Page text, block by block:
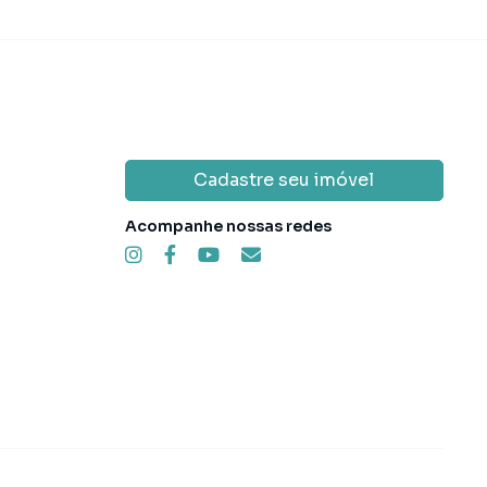
Cadastre seu imóvel
Acompanhe nossas redes